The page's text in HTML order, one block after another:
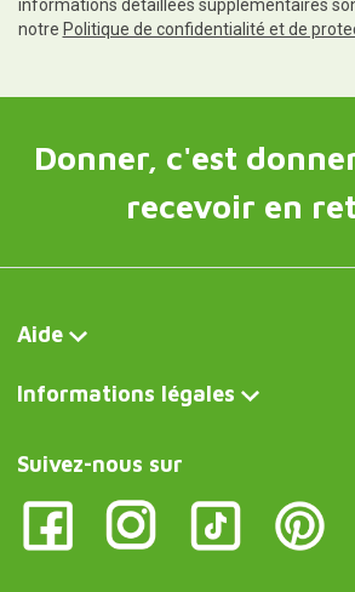
Écrivez-nous maintenant
Verre à bière en forme d'haltère
Curiosite IT
Bicchiere da birra a forma di manubrio
Curiosite AT